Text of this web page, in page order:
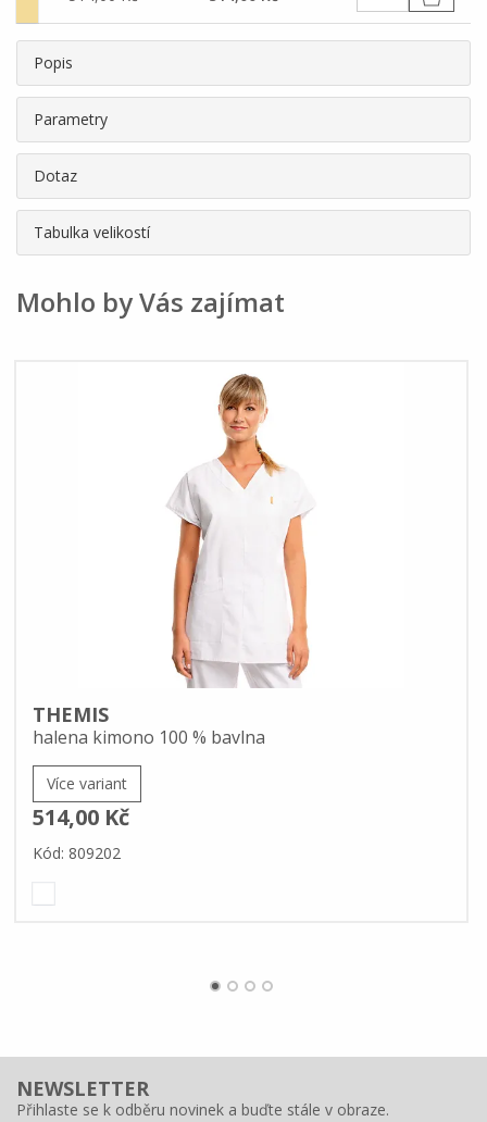
Popis
Parametry
Dotaz
Tabulka velikostí
Mohlo by Vás zajímat
THEMIS
halena kimono 100 % bavlna
Více variant
514,00 Kč
Kód: 809202
NEWSLETTER
Přihlaste se k odběru novinek a buďte stále v obraze.